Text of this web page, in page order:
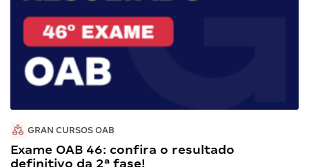
GRAN CURSOS OAB
Exame OAB 46: confira o resultado
definitivo da 2ª fase!